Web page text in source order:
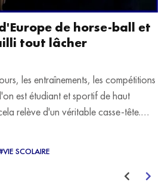
de horse-ball et
tout lâcher
les entraînements, les compétitions
est étudiant et sportif de haut
relève d'un véritable casse-tête.
a failli abandonner ses études
équilibre.
SCOLAIRE